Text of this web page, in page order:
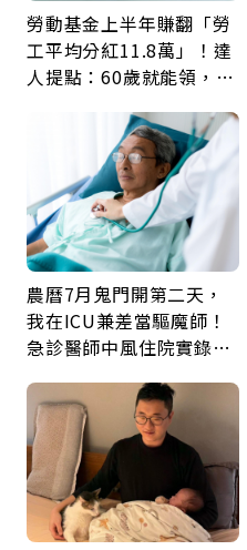
勞動基金上半年賺翻「勞
工平均分紅11.8萬」！達
人提點：60歲就能領，重
農曆7月鬼門開第二天，
我在ICU兼差當驅魔師！
急診醫師中風住院實錄：